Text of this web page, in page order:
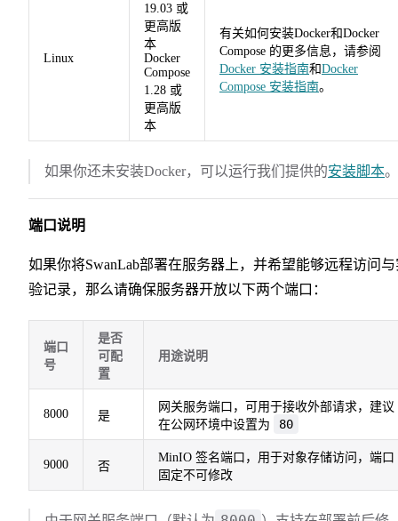
Linux
19.03 或
更高版
本
Docker
Compose
1.28 或
更高版
本
有关如何安装Docker和Docker
Compose 的更多信息，请参阅
Docker 安装指南和Docker
Compose 安装指南。
如果你还未安装Docker，可以运行我们提供的安装脚本。
端口说明
如果你将SwanLab部署在服务器上，并希望能够远程访问
验记录，那么请确保服务器开放以下两个端口：
端口
号
是否
可配
置
用途说明
8000 是
网关服务端口，可用于接收外部请求，建议
在公网环境中设置为
80
9000 否
MinIO 签名端口，用于对象存储访问，端口
固定不可修改